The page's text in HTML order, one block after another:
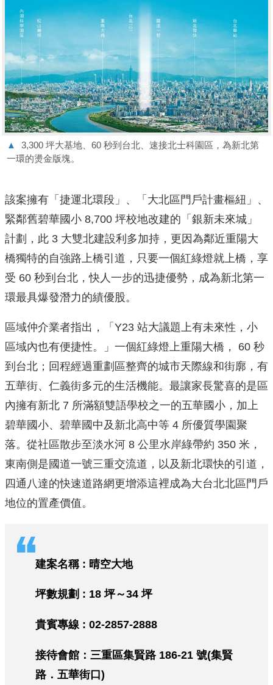
▲
3,300 坪大基地、60 秒到台北、速接北士科園區，為新北第
一環的燙金版塊。
該案擁有「捷運北環段」、「大北區門戶計畫樞紐」、
緊鄰舊碧華國小 8,700 坪校地改建的「銀新未來城」
計劃，此 3 大雙北建設利多加持，更因為鄰近重陽大
橋獨特的自強路上橋引道，只要一個紅綠燈就上橋，享
受 60 秒到台北，快人一步的迅捷優勢，成為新北第一
環最具爆發潛力的績優股。
區域仲介業者指出，「Y23 站大議題上有未來性，小
區域內也有便捷性。」一個紅綠燈上重陽大橋， 60 秒
到台北；回程經過重劃區整齊的城市天際線和街廓，有
五華街、仁義街多元的生活機能。最讓家長驚喜的是區
內擁有新北 7 所滿額雙語學校之一的五華國小，加上
碧華國小、碧華國中及新北高中等 4 所優質學園聚
落。從社區散步至淡水河 8 公里水岸綠帶約 350 米，
東南側是國道一號三重交流道，以及新北環快的引道，
四通八達的快速道路網更增添這裡成為大台北北區門戶
地位的置產價值。
建案名稱: 晴空大地
坪數規劃 : 18坪～34坪
貴賓專線 : 02-2857-2888
接待會館：三重區集賢路 186-21 號(集賢
路．五華街口)